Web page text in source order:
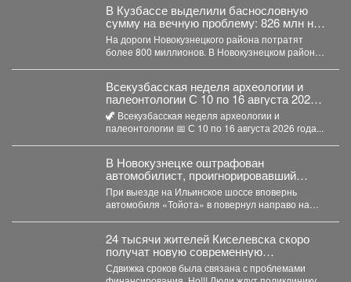
В Кузбассе выделили баснословную
сумму на вечную проблему: 826 млн на
ремонт
На дороги Новокузнецкого района потратят
более 800 миллионов. В Новокузнецком районе в
Всекузбасская неделя археологии и
палеонтологии С 10 по 16 августа 2026
года в музеях Кузбасса пройдет Неделя
археологии и палеонтологии,
приуроченная ко Дню археолога (15
августа) и Дню палеон
🦖 Всекузбасская неделя археологии и
палеонтологии 📅 С 10 по 16 августа 2026 года...
В Новокузнецке оштрафован
автомобилист, проигнорировавший
запрещающий сигнал светофора
При выезде на Ильинское шоссе вповернь
автомобиля «Тойота» в повернул направо на
24 тысячи жителей Киселевска скоро
получат новую современную
поликлинику.
Сдвижка сроков была связана с проблемами